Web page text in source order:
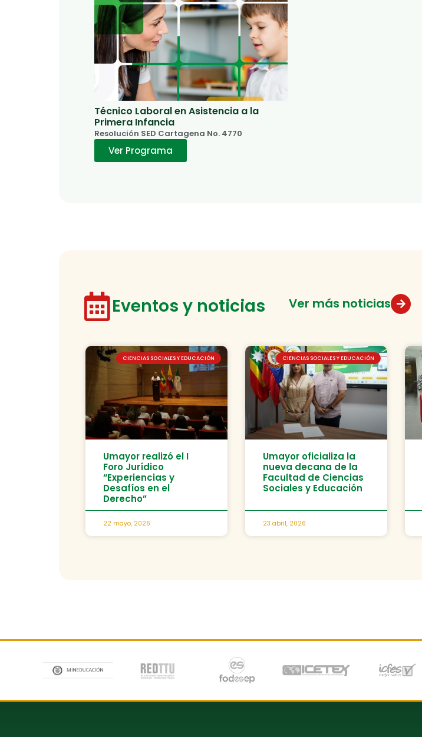
Técnico Laboral en Asistencia a la
Primera Infancia
Resolución SED Cartagena No. 4770
Ver Programa
Eventos y noticias Ver más noticias
CIENCIAS SOCIALES Y EDUCACIÓN
Umayor realizó el I
Foro Jurídico
“Experiencias y
Desafíos en el
Derecho”
22 mayo, 2026
CIENCIAS SOCIALES Y EDUCACIÓN
Umayor oficializa la
nueva decana de la
Facultad de Ciencias
Sociales y Educación
23 abril, 2026